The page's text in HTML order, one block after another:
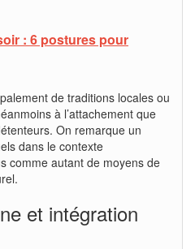
: 6 postures pour
de traditions locales ou
à l’attachement que
On remarque un
dans le contexte
comme autant de moyens de
et intégration